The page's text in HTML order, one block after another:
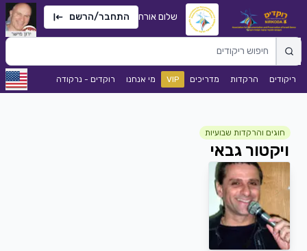
שלום אורח התחבר/הרשם
ריקודים הרקדות מדריכים VIP מי אנחנו רוקדים - נרקודה
חוגים והרקדות שבועיות
ויקטור גבאי